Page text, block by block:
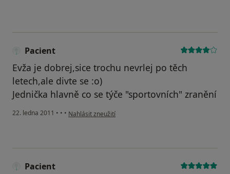
Pacient
Evža je dobrej,sice trochu nevrlej po těch
letech,ale divte se :o)
Jednička hlavně co se týče "sportovních" zranění
22. ledna 2011 • • • podle názoru uživatele Pacient
Nahlásit zneužití
Pacient